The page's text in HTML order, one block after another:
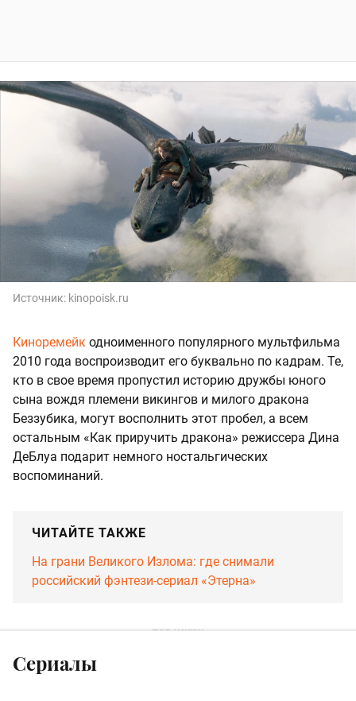
Источник: kinopoisk.ru
Киноремейк одноименного популярного мультфильма
2010 года воспроизводит его буквально по кадрам. Те,
кто в свое время пропустил историю дружбы юного
сына вождя племени викингов и милого дракона
Беззубика, могут восполнить этот пробел, а всем
остальным «Как приручить дракона» режиссера Дина
ДеБлуа подарит немного ностальгических
воспоминаний.
ЧИТАЙТЕ ТАКЖЕ
На грани Великого Излома: где снимали
российский фэнтези-сериал «Этерна»
Сериалы